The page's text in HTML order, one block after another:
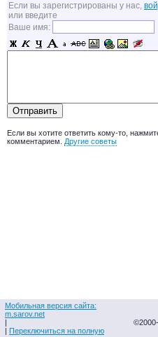
Если вы зарегистрированы у нас,
или введите
Ваше имя:
Если вы хотите ответить кому-то,
комментарием. Другие советы
Мобильная версия сайта:
m.sarov.net
|
| Переключиться на полную